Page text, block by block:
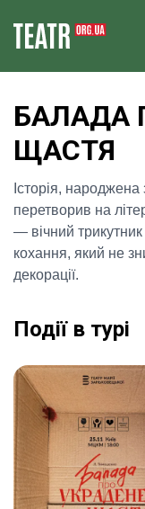
БАЛАДА
ЩАСТЯ
Історія,
перетворив на
— вічний
кохання, який не
декорації.
Події в турі